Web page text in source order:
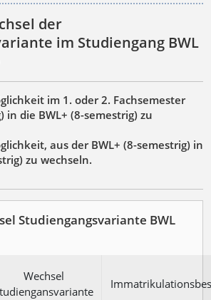
der
im Studiengang BWL
im 1. oder 2. Fachsemester
in die BWL+ (8-semestrig) zu
aus der BWL+ (8-semestrig) in
zu wechseln.
Studiengangsvariante BWL
Wechsel